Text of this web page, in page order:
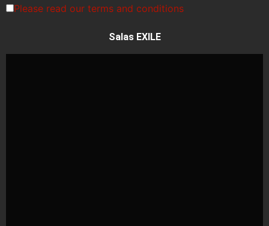
Please read our terms and conditions
Salas EXILE